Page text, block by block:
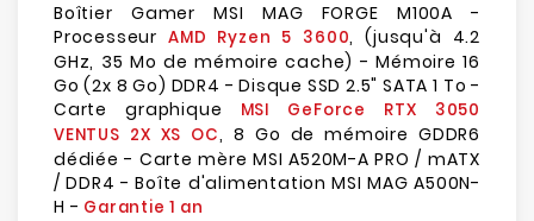
Boîtier Gamer MSI MAG FORGE M100A -
Processeur AMD Ryzen 5 3600, (jusqu'à 4.2
GHz, 35 Mo de mémoire cache) - Mémoire 16
Go (2x 8 Go) DDR4 - Disque SSD 2.5" SATA 1 To -
Carte graphique MSI GeForce RTX 3050
VENTUS 2X XS OC, 8 Go de mémoire GDDR6
dédiée - Carte mère MSI A520M-A PRO / mATX
/ DDR4 - Boîte d'alimentation MSI MAG A500N-
H - Garantie 1 an